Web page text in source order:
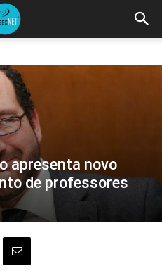
apresenta novo
de professores